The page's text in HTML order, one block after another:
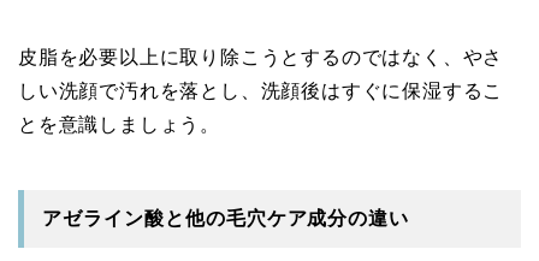
皮脂を必要以上に取り除こうとするのではなく、やさ
しい洗顔で汚れを落とし、洗顔後はすぐに保湿するこ
とを意識しましょう。
アゼライン酸と他の毛穴ケア成分の違い